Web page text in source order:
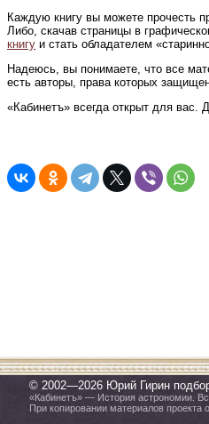
Каждую книгу вы можете прочесть
Либо, скачав страницы в
книгу и стать обладателем
Надеюсь, вы понимаете, что все
есть авторы, права которых
«Кабинетъ» всегда открыт для вас.
© 2002—2026 Юрий Гирин
«Кабинетъ» — История астрономии.
При копировании материалов проекта